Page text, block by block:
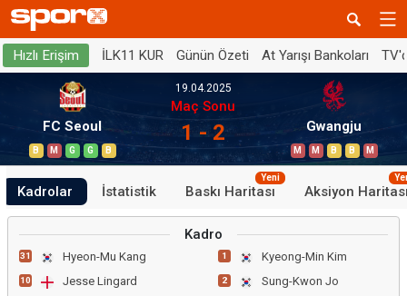
Hızlı Erişim İLK11 KUR Günün Özeti At Yarışı Bankoları
FC Seoul
B M G G B
19.04.2025
Maç Sonu
1 - 2 Gwangju
M M B B M
Kadrolar İstatistik Baskı Haritası
Yeni
Aksiyon
Kadro
31 Hyeon-Mu Kang
10 Jesse Lingard
1 Kyeong-Min Kim
2 Sung-Kwon Jo